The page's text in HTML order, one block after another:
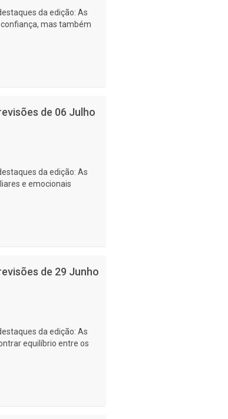
da edição: As
mas também
de 06 Julho
da edição: As
e emocionais
de 29 Junho
da edição: As
equilíbrio entre os